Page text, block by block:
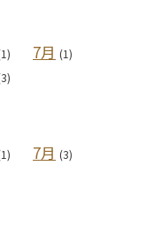
7月 (1)
7月 (3)